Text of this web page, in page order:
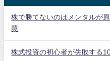
株で勝てないのはメンタルが
罠
株式投資の初心者が失敗する